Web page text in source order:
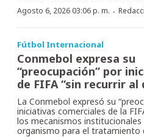
Agosto 6, 2026 03:06 p. m. ·
Fútbol Internacional
Conmebol expresa su
“preocupación” por
de FIFA “sin recurrir al
La Conmebol expresó su
iniciativas comerciales de la
los mecanismos institucionales
organismo para el tratamiento